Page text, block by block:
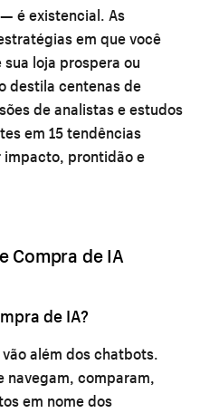
é existencial. As
em que você
loja prospera ou
destila centenas de
de analistas e estudos
em 15 tendências
impacto, prontidão e
Compra de IA
de IA?
além dos chatbots.
navegam, comparam,
em nome dos